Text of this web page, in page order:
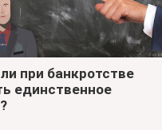
жилье?
при банкротстве
единственное